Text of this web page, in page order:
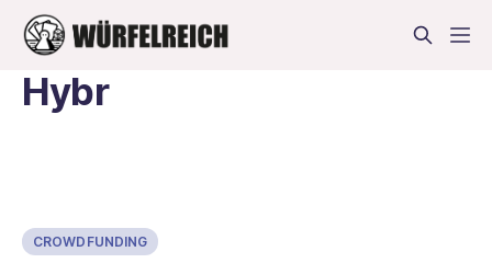
Hybr
CROWDFUNDING